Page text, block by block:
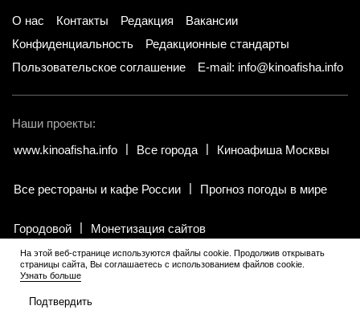
О нас Контакты Редакция
Вакансии
Конфиденциальность
Редакционные стандарты
Пользовательское соглашение
E-mail: info@kinoafisha.info
Наши проекты:
www.kinoafisha.info
Все города Киноафиша Москвы
Все рестораны и кафе России Прогноз погоды в мире
Городовой Монетизация сайтов
© 2002-2026 Все права и материалы принадлежат «Киноафиша».
18+. Копирование информации только с письменного разрешения
На этой веб-странице используются файлы cookie. Продолжив открывать
страницы сайта, Вы соглашаетесь с использованием файлов cookie.
Узнать больше
Подтвердить